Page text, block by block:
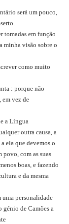
será um pouco,
tomadas em função
minha visão sobre o
como muito
: porque não
vez de
a Língua
outra causa, a
ela que devemos o
povo, com as suas
boas, e fazendo
e da mesma
uma personalidade
génio de Camões a